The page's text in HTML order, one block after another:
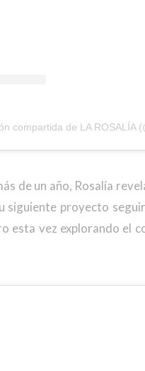
compartida de LA ROSALÍA
de un año, Rosalía
siguiente proyecto
esta vez explorando el